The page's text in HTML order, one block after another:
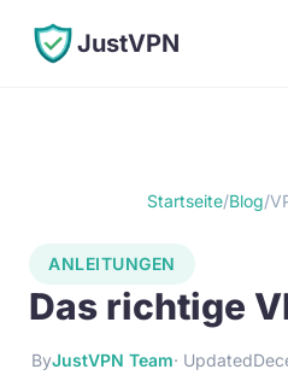
JustVPN
Startseite/Blog/
ANLEITUNGEN
Das richtige
ByJustVPN Team· Updated